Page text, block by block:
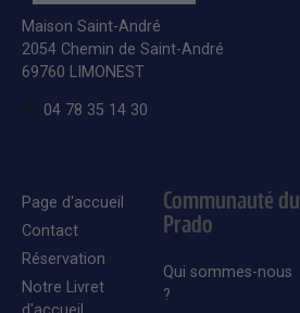
Maison Saint-André
2054 Chemin de Saint-André
69760 LIMONEST
04 78 35 14 30
Page d'accueil
Contact
Réservation
Notre Livret
Communauté du
Prado
Qui sommes-nous
?